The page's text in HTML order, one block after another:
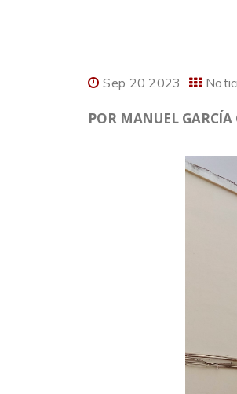
Sep 20 2023
POR MANUEL